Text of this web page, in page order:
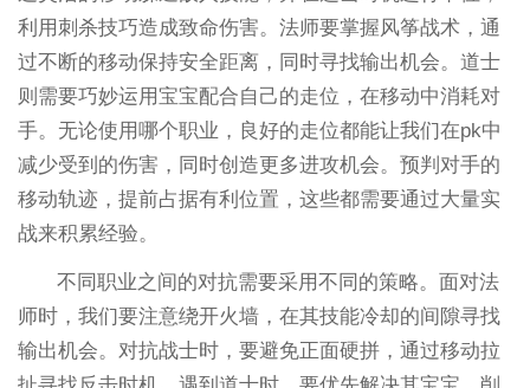
利用刺杀技巧造成致命伤害。法师要掌握风筝战术，通
过不断的移动保持安全距离，同时寻找输出机会。道士
则需要巧妙运用宝宝配合自己的走位，在移动中消耗对
手。无论使用哪个职业，良好的走位都能让我们在pk中
减少受到的伤害，同时创造更多进攻机会。预判对手的
移动轨迹，提前占据有利位置，这些都需要通过大量实
战来积累经验。
不同职业之间的对抗需要采用不同的策略。面对法
师时，我们要注意绕开火墙，在其技能冷却的间隙寻找
输出机会。对抗战士时，要避免正面硬拼，通过移动拉